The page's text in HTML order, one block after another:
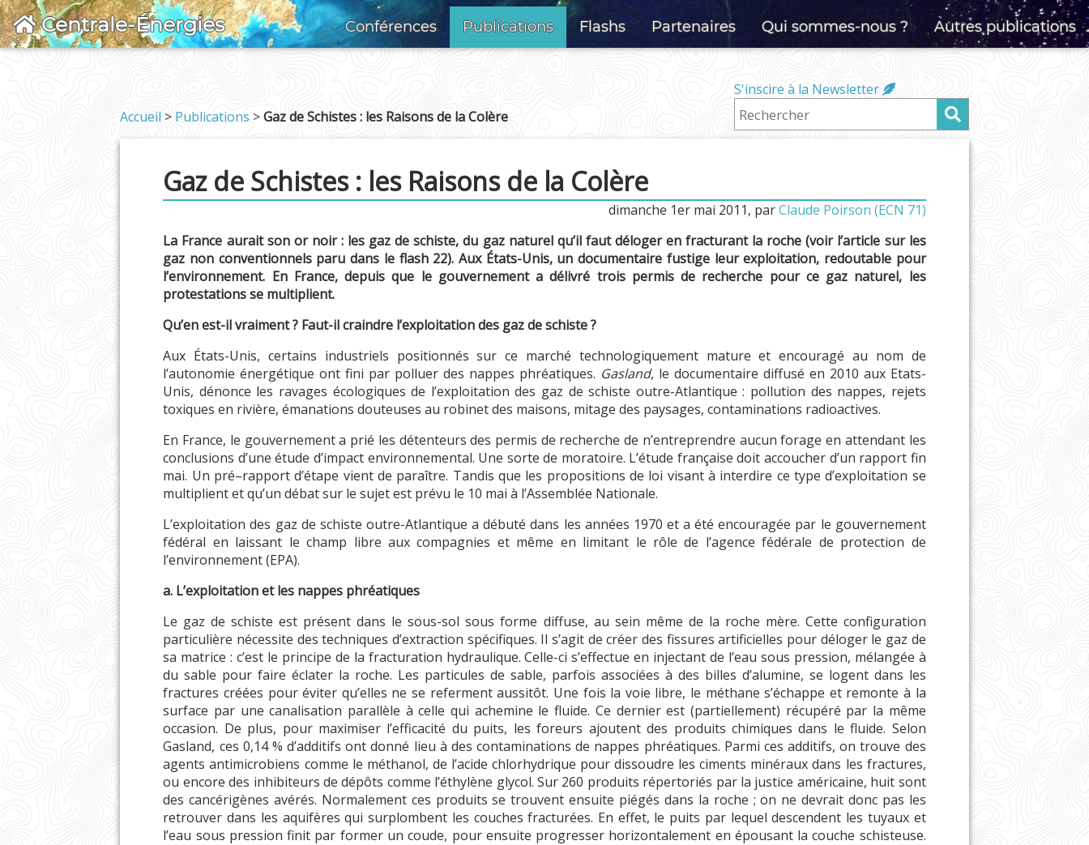
Centrale-Énergies Conférences Publications Flashs Partenaires Qui sommes-nous ? Autres publications
Accueil > Publications >Gaz de Schistes : les Raisons de la Colère
S'inscire à la Newsletter
Gaz de Schistes : les Raisons de la Colère
dimanche 1er mai 2011, parClaude Poirson (ECN 71)
La France aurait son or noir : les gaz de schiste, du gaz naturel qu’il faut déloger en fracturant la roche (voir l’article sur les
gaz non conventionnels paru dans le flash 22). Aux États-Unis, un documentaire fustige leur exploitation, redoutable pour
l’environnement. En France, depuis que le gouvernement a délivré trois permis de recherche pour ce gaz naturel, les
protestations se multiplient.
Qu’en est-il vraiment ? Faut-il craindre l’exploitation des gaz de schiste ?
Aux États-Unis, certains industriels positionnés sur ce marché technologiquement mature et encouragé au nom de
l’autonomie énergétique ont fini par polluer des nappes phréatiques. Gasland, le documentaire diffusé en 2010 aux Etats-
Unis, dénonce les ravages écologiques de l’exploitation des gaz de schiste outre-Atlantique : pollution des nappes, rejets
toxiques en rivière, émanations douteuses au robinet des maisons, mitage des paysages, contaminations radioactives.
En France, le gouvernement a prié les détenteurs des permis de recherche de n’entreprendre aucun forage en attendant les
conclusions d’une étude d’impact environnemental. Une sorte de moratoire. L’étude française doit accoucher d’un rapport fin
mai. Un pré–rapport d’étape vient de paraître. Tandis que les propositions de loi visant à interdire ce type d’exploitation se
multiplient et qu’un débat sur le sujet est prévu le 10 mai à l’Assemblée Nationale.
L’exploitation des gaz de schiste outre-Atlantique a débuté dans les années 1970 et a été encouragée par le gouvernement
fédéral en laissant le champ libre aux compagnies et même en limitant le rôle de l’agence fédérale de protection de
l’environnement (EPA).
a. L’exploitation et les nappes phréatiques
Le gaz de schiste est présent dans le sous-sol sous forme diffuse, au sein même de la roche mère. Cette configuration
particulière nécessite des techniques d’extraction spécifiques. Il s’agit de créer des fissures artificielles pour déloger le gaz de
sa matrice : c’est le principe de la fracturation hydraulique. Celle-ci s’effectue en injectant de l’eau sous pression, mélangée à
du sable pour faire éclater la roche. Les particules de sable, parfois associées à des billes d’alumine, se logent dans les
fractures créées pour éviter qu’elles ne se referment aussitôt. Une fois la voie libre, le méthane s’échappe et remonte à la
surface par une canalisation parallèle à celle qui achemine le fluide. Ce dernier est (partiellement) récupéré par la même
occasion. De plus, pour maximiser l’efficacité du puits, les foreurs ajoutent des produits chimiques dans le fluide. Selon
Gasland, ces 0,14 % d’additifs ont donné lieu à des contaminations de nappes phréatiques. Parmi ces additifs, on trouve des
agents antimicrobiens comme le méthanol, de l’acide chlorhydrique pour dissoudre les ciments minéraux dans les fractures,
ou encore des inhibiteurs de dépôts comme l’éthylène glycol. Sur 260 produits répertoriés par la justice américaine, huit sont
des cancérigènes avérés. Normalement ces produits se trouvent ensuite piégés dans la roche ; on ne devrait donc pas les
retrouver dans les aquifères qui surplombent les couches fracturées. En effet, le puits par lequel descendent les tuyaux et
l’eau sous pression finit par former un coude, pour ensuite progresser horizontalement en épousant la couche schisteuse.